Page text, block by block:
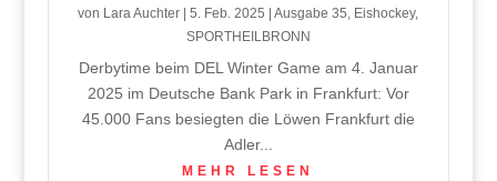
von Lara Auchter |5. Feb. 2025 |Ausgabe 35 Eishockey,
SPORTHEILBRONN
Derbytime beim DEL Winter Game am 4. Januar
2025 im Deutsche Bank Park in Frankfurt: Vor
45.000 Fans besiegten die Löwen Frankfurt die
Adler...
MEHR LESEN